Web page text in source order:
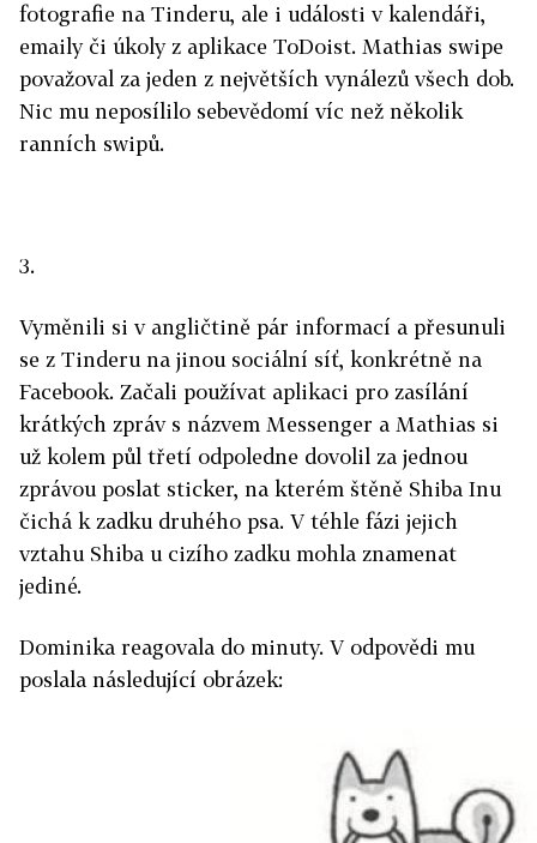
fotografie na Tinderu, ale i události v kalendáři,
emaily či úkoly z aplikace ToDoist. Mathias swipe
považoval za jeden z největších vynálezů všech dob.
Nic mu neposílilo sebevědomí víc než několik
ranních swipů.
3.
Vyměnili si v angličtině pár informací a přesunuli
se z Tinderu na jinou sociální síť, konkrétně na
Facebook. Začali používat aplikaci pro zasílání
krátkých zpráv s názvem Messenger a Mathias si
už kolem půl třetí odpoledne dovolil za jednou
zprávou poslat sticker, na kterém štěně Shiba Inu
čichá k zadku druhého psa. V téhle fázi jejich
vztahu Shiba u cizího zadku mohla znamenat
jediné.
Dominika reagovala do minuty. V odpovědi mu
poslala následující obrázek: